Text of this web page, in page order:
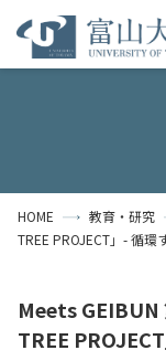
資料請求
受験生の方
卒業生の方
HOME 教育・研究
TREE PROJECT」- 循
Meets GEIBUN
TREE